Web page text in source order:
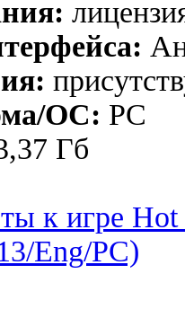
ОС: PC
Гб
к игре Hot
Eng/PC)